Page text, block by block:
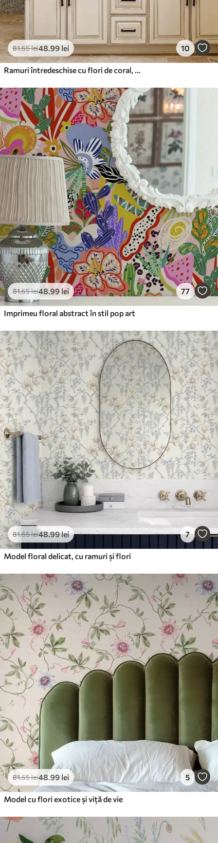
81.65lei48.99 lei 10
Ramuri întredeschise cu flori de coral, model floral
81.65lei48.99 lei 77
Imprimeu floral abstract în stil pop art
81.65lei48.99lei 7
Model floral delicat, cu ramuri și flori
81.65lei48.99 lei 5
Model cu flori exotice și viță de vie